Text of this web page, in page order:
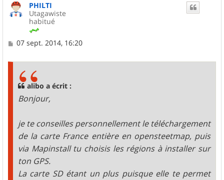
PHILTI
Utagawiste
habitué
M
07 sept. 2014, 16:20
alibo a écrit :
Bonjour,
je te conseilles personnellement le téléchargement
de la carte France entière en opensteetmap, puis
via Mapinstall tu choisis les régions à installer sur
ton GPS.
La carte SD étant un plus puisque elle te permet